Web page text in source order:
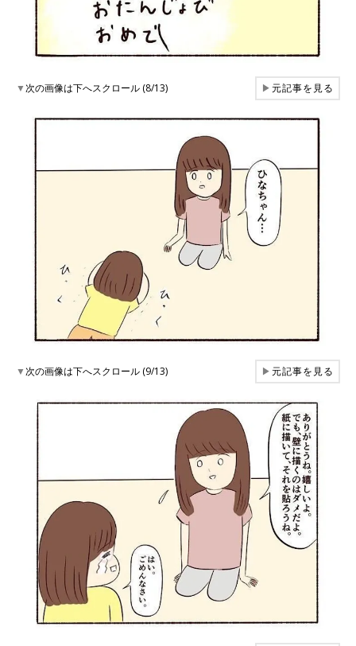
▼次の画像は下へスクロール (8/13) ▶元記事を見る
▼次の画像は下へスクロール (9/13) ▶元記事を見る